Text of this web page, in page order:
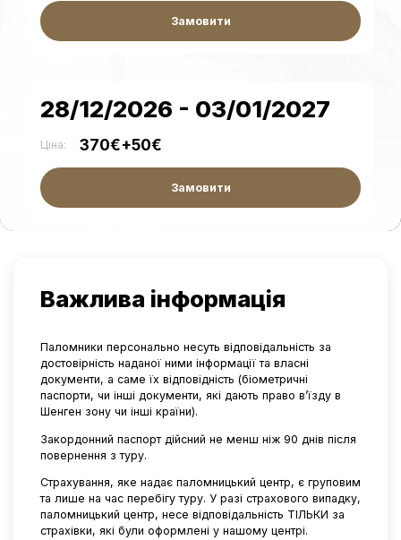
Замовити
28/12/2026 - 03/01/2027
Ціна: 370€+50€
Замовити
Важлива інформація
Паломники персонально несуть відповідальність за
достовірність наданої ними інформації та власні
документи, а саме їх відповідність (біометричні
паспорти, чи інші документи, які дають право в’їзду в
Шенген зону чи інші країни).
Закордонний паспорт дійсний не менш ніж 90 днів після
повернення з туру.
Страхування, яке надає паломницький центр, є груповим
та лише на час перебігу туру. У разі страхового випадку,
паломницький центр, несе відповідальність ТІЛЬКИ за
страхівки, які були оформлені у нашому центрі.